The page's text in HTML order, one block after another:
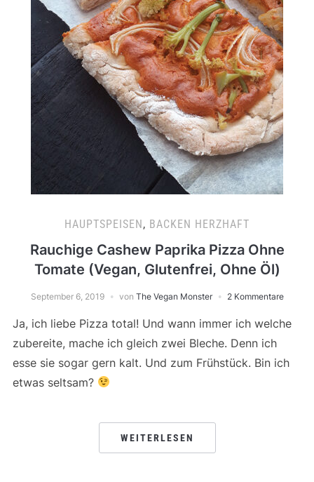
HAUPTSPEISEN, BACKEN HERZHAFT
Rauchige Cashew Paprika Pizza Ohne
Tomate (Vegan, Glutenfrei, Ohne Öl)
September 6, 2019 von The Vegan Monster 2 Kommentare
Ja, ich liebe Pizza total! Und wann immer ich welche
zubereite, mache ich gleich zwei Bleche. Denn ich
esse sie sogar gern kalt. Und zum Frühstück. Bin ich
etwas seltsam?
WEITERLESEN